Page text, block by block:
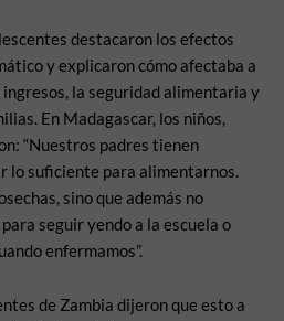
destacaron los efectos
y explicaron cómo afectaba a
la seguridad alimentaria y
En Madagascar, los niños,
“Nuestros padres tienen
lo suficiente para alimentarnos.
sino que además no
seguir yendo a la escuela o
enfermamos”.
de Zambia dijeron que esto a